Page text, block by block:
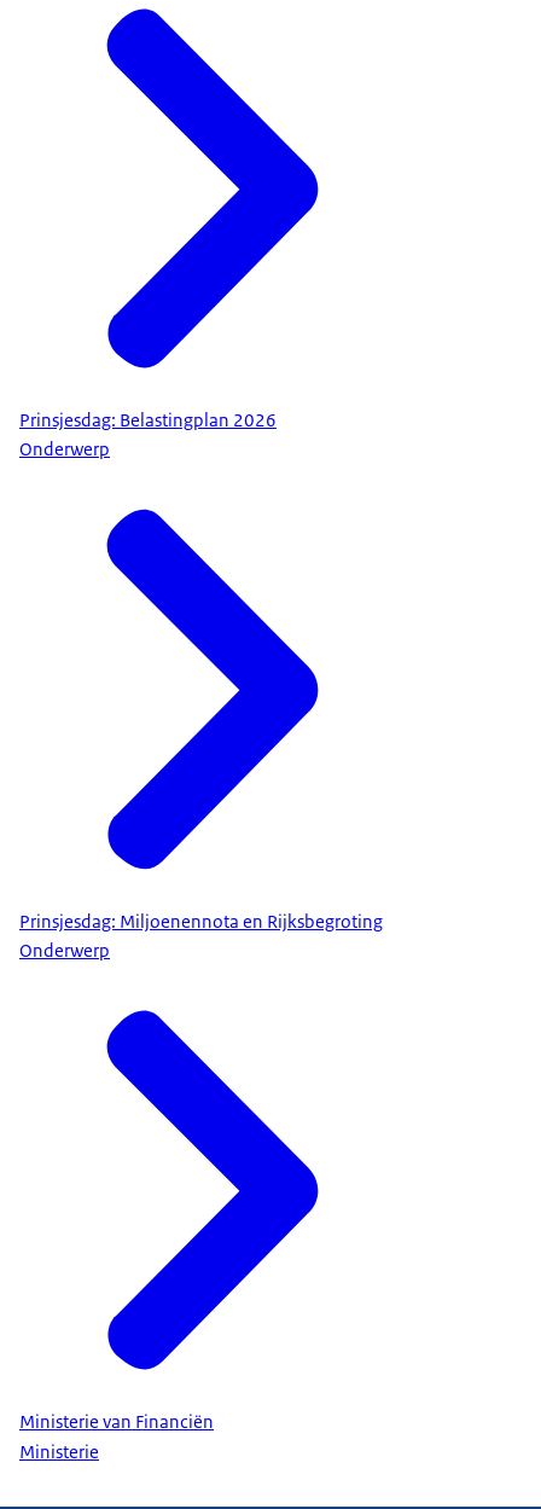
Prinsjesdag: Belastingplan 2026
Onderwerp
Prinsjesdag: Miljoenennota en Rijksbegroting
Onderwerp
Ministerie van Financiën
Ministerie